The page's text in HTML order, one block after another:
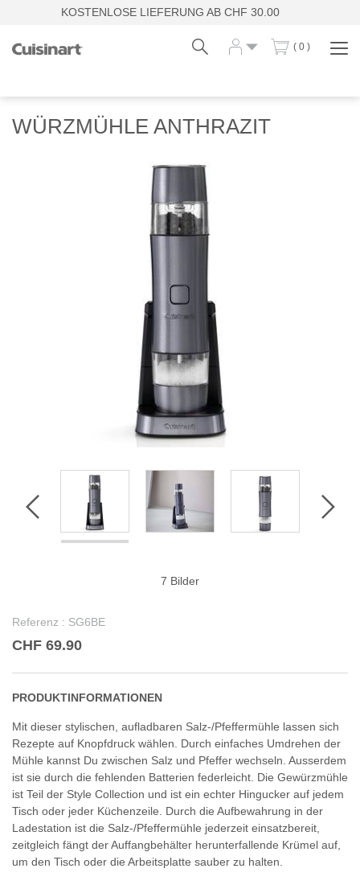
KOSTENLOSE LIEFERUNG AB CHF 30.00
( 0 )
WÜRZMÜHLE ANTHRAZIT
7 Bilder
Referenz : SG6BE
CHF 69.90
PRODUKTINFORMATIONEN
Mit dieser stylischen, aufladbaren Salz-/Pfeffermühle lassen sich
Rezepte auf Knopfdruck wählen. Durch einfaches Umdrehen der
Mühle kannst Du zwischen Salz und Pfeffer wechseln. Ausserdem
ist sie durch die fehlenden Batterien federleicht. Die Gewürzmühle
ist Teil der Style Collection und ist ein echter Hingucker auf jedem
Tisch oder jeder Küchenzeile. Durch die Aufbewahrung in der
Ladestation ist die Salz-/Pfeffermühle jederzeit einsatzbereit,
zeitgleich fängt der Auffangbehälter herunterfallende Krümel auf,
um den Tisch oder die Arbeitsplatte sauber zu halten.